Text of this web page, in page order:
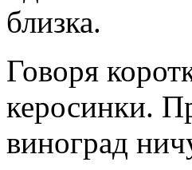
близка.
Говоря
керосинки.
виноград